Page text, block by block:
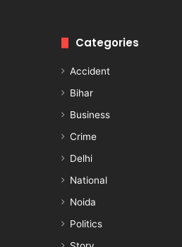
Categories
Accident
Bihar
Business
Crime
Delhi
National
Noida
Politics